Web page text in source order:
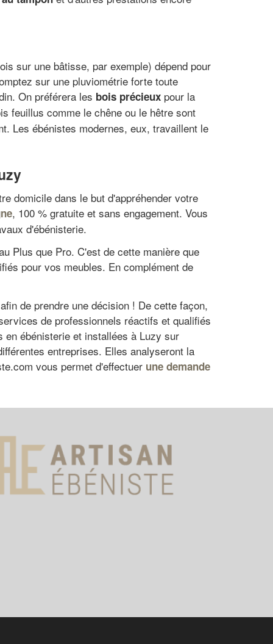
sur une bâtisse, par exemple) dépend pour
sur une pluviométrie forte toute
On préférera les bois précieux pour la
feuillus comme le chêne ou le hêtre sont
Les ébénistes modernes, eux, travaillent le
domicile dans le but d'appréhender votre
, 100 % gratuite et sans engagement. Vous
d'ébénisterie.
Plus que Pro. C'est de cette manière que
pour vos meubles. En complément de
de prendre une décision ! De cette façon,
de professionnels réactifs et qualifiés
ébénisterie et installées à Luzy sur
entreprises. Elles analyseront la
vous permet d'effectuer une demande